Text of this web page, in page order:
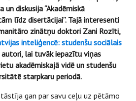
diskusija “Akadēmiskā
līdz disertācijai”. Tajā interesenti
zinātņu doktori Zani Rozīti,
inteliģencē: studenšu sociālais
autori, lai tuvāk iepazītu viņas
akadēmiskajā vidē un studenšu
starpkaru periodā.
gan par savu ceļu uz pētāmo